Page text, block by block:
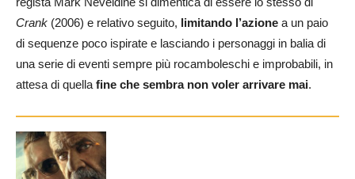
Crank (2006) e relativo seguito, limitando l’azione a un paio
di sequenze poco ispirate e lasciando i personaggi in balia di
una serie di eventi sempre più rocamboleschi e improbabili, in
attesa di quella fine che sembra non voler arrivare mai.